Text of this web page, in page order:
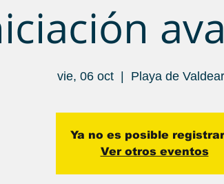
vie, 06 oct Playa de
Ya no es posible
Ver otros eventos